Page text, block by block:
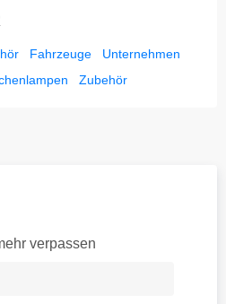
Fahrzeuge
Unternehmen
Zubehör
verpassen